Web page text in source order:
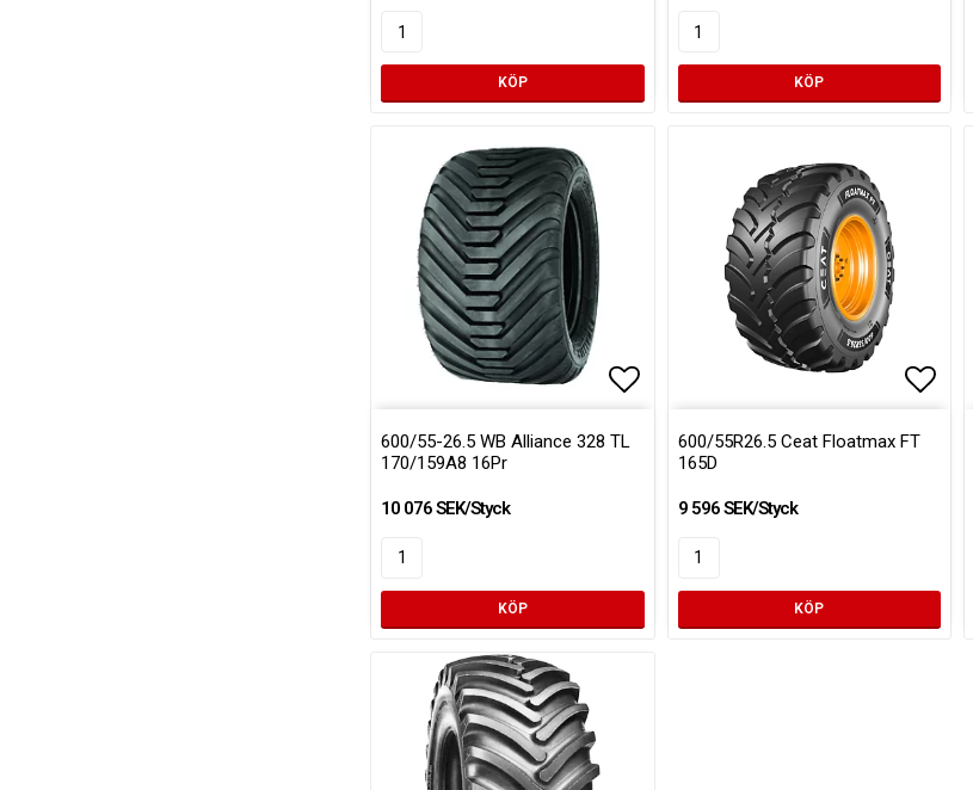
KÖP KÖP
600/55-26.5 WB Alliance 328 TL
170/159A8 16Pr
10 076 SEK/Styck
KÖP
600/55R26.5 Ceat Floatmax FT
165D
9 596 SEK/Styck
KÖP